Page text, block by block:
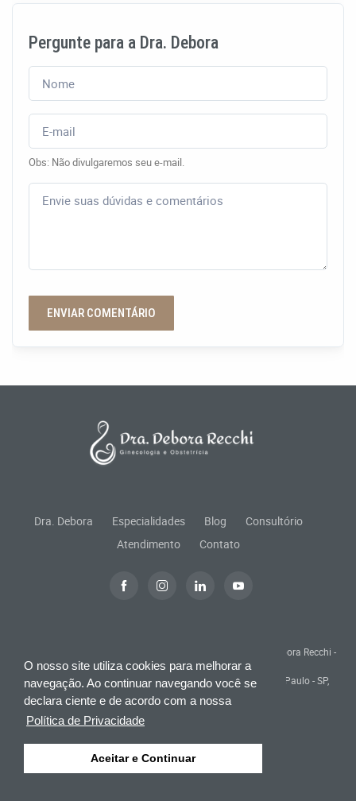
O nosso site utiliza cookies para melhorar a
navegação. Ao continuar navegando você se
declara ciente e de acordo com a nossa
Política de Privacidade
Aceitar e Continuar
Pergunte para a Dra. Debora
Obs: Não divulgaremos seu e-mail.
ENVIAR COMENTÁRIO
Dra. Debora Especialidades Blog
Consultório
Atendimento
Contato
© Todos os direitos reservados. Responsável Técnico: Dra. Debora Recchi -
CRM 134832 SP - RQE 58570
Consultório: R. Bento de Andrade, 278 Jardim Paulista, São Paulo - SP,
04503-000 -
Especialistas em Marketing Médico: